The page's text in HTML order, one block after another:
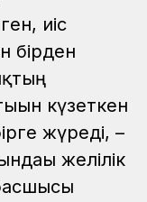
иіс
бірден
күзеткен
жүреді, –
желілік